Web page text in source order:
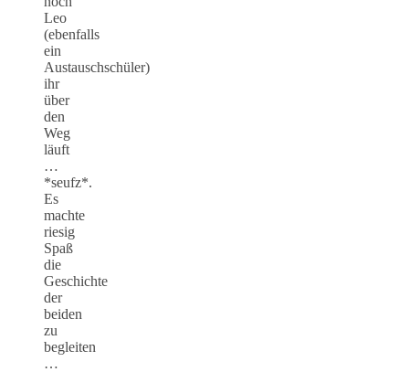
Leo
(ebenfalls
ein
Austauschschüler)
ihr
über
den
Weg
läuft
…
*seufz*.
Es
machte
riesig
Spaß
die
Geschichte
der
beiden
zu
begleiten
…